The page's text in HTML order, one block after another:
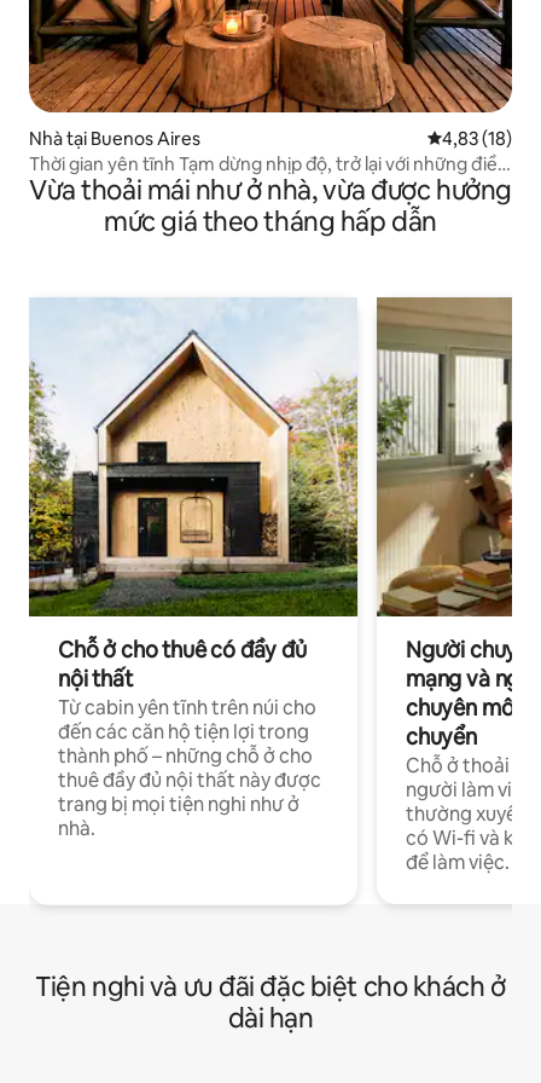
Nhà tại Buenos Aires Xếp hạng
4,83 (18)
Thời gian yên tĩnh Tạm dừng nhịp độ, trở lại với những điều
đơn giản.
Vừa thoải mái như ở nhà, vừa được hưởng
mức giá theo tháng hấp dẫn
Chỗ ở cho thuê có đầy đủ
nội thất
Từ cabin yên tĩnh trên núi cho
đến các căn hộ tiện lợi trong
thành phố – những chỗ ở cho
thuê đầy đủ nội thất này được
trang bị mọi tiện nghi như ở
nhà.
Người
mạng và
chuyên môn
chuyển
Chỗ ở thoải
người làm việc
thường xuyên
có Wi-fi và
để làm việc.
Tiện nghi và ưu đãi đặc biệt cho khách ở
dài hạn